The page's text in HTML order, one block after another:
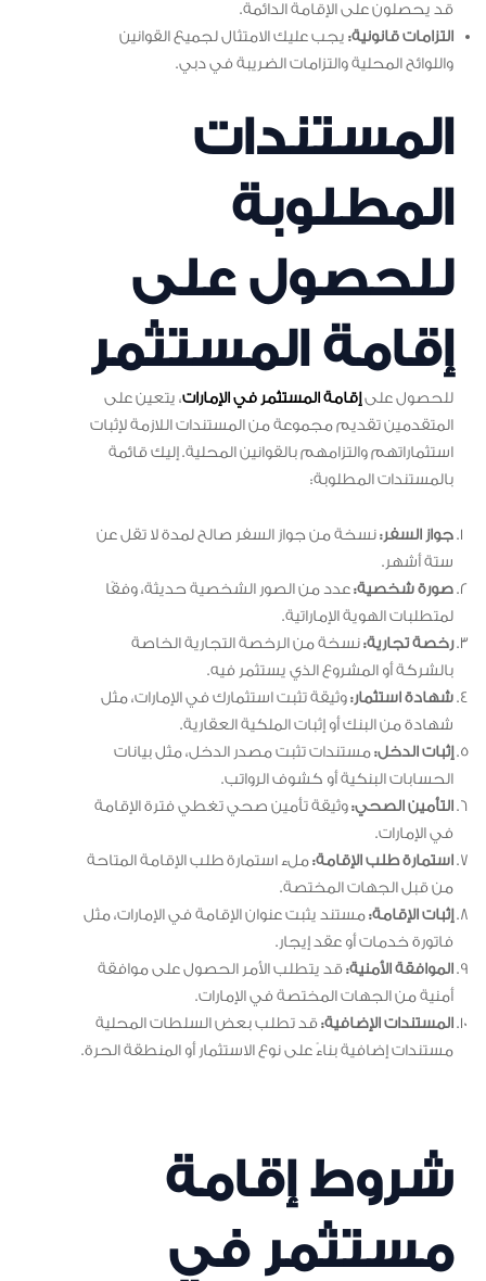
قد يحصلون على الإقامة الدائمة.
التزامات قانونية: يجب عليك الامتثال لجميع القوانين
واللوائح المحلية والتزامات الضريبة في دبي.
المستندات
المطلوبة
للحصول على
إقامة المستثمر
للحصول على إقامة المستثمر في الإمارات، يتعين على
المتقدمين تقديم مجموعة من المستندات اللازمة لإثبات
استثماراتهم والتزامهم بالقوانين المحلية. إليك قائمة
بالمستندات المطلوبة:
جواز السفر:نسخة من جواز السفر صالح لمدة لا تقل عن
ستة أشهر.
صورة شخصية:عدد من الصور الشخصية حديثة، وفقًا
لمتطلبات الهوية الإماراتية.
رخصة تجارية:نسخة من الرخصة التجارية الخاصة
بالشركة أو المشروع الذي يستثمر فيه.
شهادة استثمار:وثيقة تثبت استثمارك في الإمارات، مثل
شهادة من البنك أو إثبات الملكية العقارية.
إثبات الدخل:مستندات تثبت مصدر الدخل، مثل بيانات
الحسابات البنكية أو كشوف الرواتب.
التأمين الصحي:وثيقة تأمين صحي تغطي فترة الإقامة
في الإمارات.
استمارة طلب الإقامة:ملء استمارة طلب الإقامة المتاحة
من قبل الجهات المختصة.
إثبات الإقامة:مستند يثبت عنوان الإقامة في الإمارات، مثل
فاتورة خدمات أو عقد إيجار.
الموافقة الأمنية:قد يتطلب الأمر الحصول على موافقة
أمنية من الجهات المختصة في الإمارات.
المستندات الإضافية:قد تطلب بعض السلطات المحلية
مستندات إضافية بناءً على نوع الاستثمار أو المنطقة الحرة.
شروط إقامة
مستثمر في